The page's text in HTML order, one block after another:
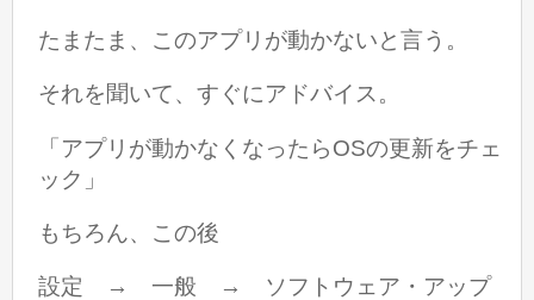
たまたま、このアプリが動かないと言う。
それを聞いて、すぐにアドバイス。
「アプリが動かなくなったらOSの更新をチェ
ック」
もちろん、この後
設定 → 一般 → ソフトウェア・アップ